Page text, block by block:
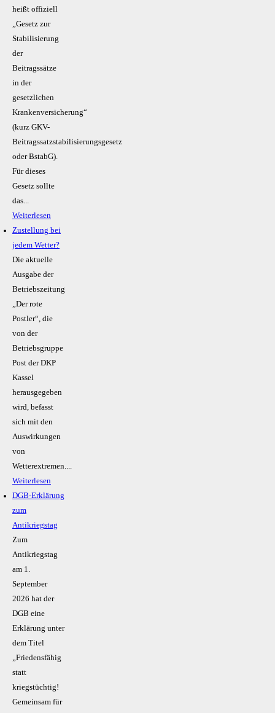
heißt offiziell
„Gesetz zur
Stabilisierung
der
Beitragssätze
in der
gesetzlichen
Krankenversicherung“
(kurz GKV-
Beitragssatzstabilisierungsgesetz
oder BstabG).
Für dieses
Gesetz sollte
das...
Weiterlesen
Zustellung bei
jedem Wetter?
Die aktuelle
Ausgabe der
Betriebszeitung
„Der rote
Postler“, die
von der
Betriebsgruppe
Post der DKP
Kassel
herausgegeben
wird, befasst
sich mit den
Auswirkungen
von
Wetterextremen....
Weiterlesen
DGB-Erklärung
zum
Antikriegstag
Zum
Antikriegstag
am 1.
September
2026 hat der
DGB eine
Erklärung unter
dem Titel
„Friedensfähig
statt
kriegstüchtig!
Gemeinsam für